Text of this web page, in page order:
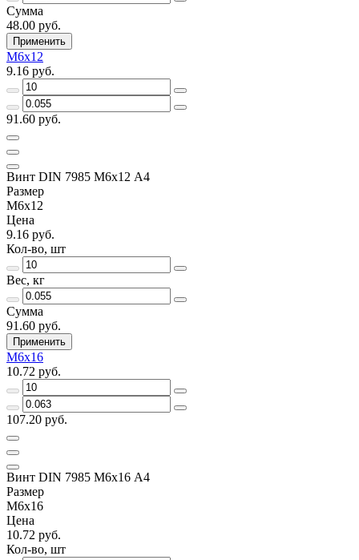
Сумма
48.00 руб.
Применить
М6х12
9.16 руб.
91.60 руб.
Винт DIN 7985 М6х12 A4
Размер
М6х12
Цена
9.16 руб.
Кол-во, шт
Вес, кг
Сумма
91.60 руб.
Применить
М6х16
10.72 руб.
107.20 руб.
Винт DIN 7985 М6х16 A4
Размер
М6х16
Цена
10.72 руб.
Кол-во, шт